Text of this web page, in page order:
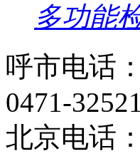
多功能
呼市电话：
0471-
北京电话：